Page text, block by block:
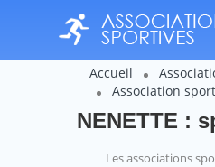
Accueil
Association
NENETTE :
Les associations